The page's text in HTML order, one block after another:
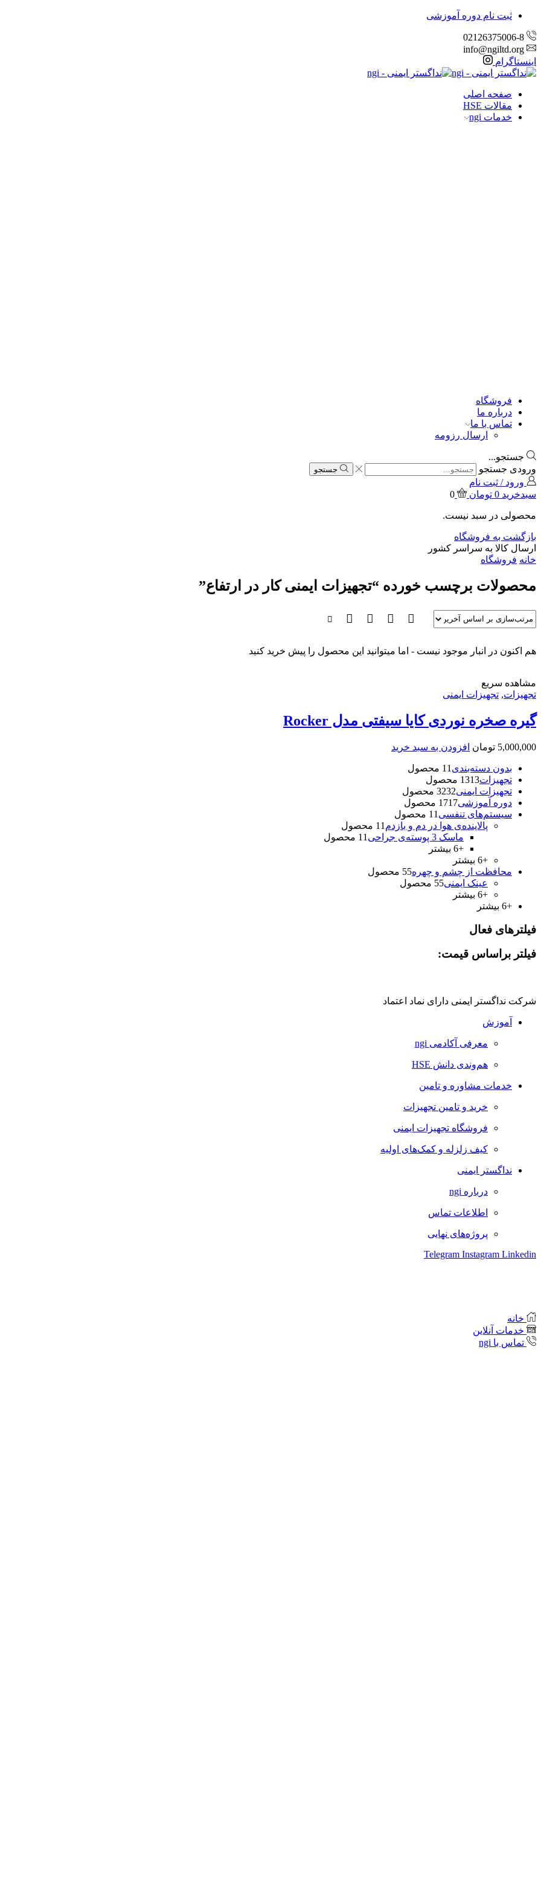
ثبت نام دوره آموزشی
02126375006-8
info@ngiltd.org
اینستاگرام
صفحه اصلی
مقالات HSE
خدمات ngi
فروشگاه
درباره ما
تماس با ما
ارسال رزومه
جستجو...
ورودی جستجو
جستجو
ورود / ثبت نام
سبدخرید 0 تومان 0
محصولی در سبد نیست.
بازگشت به فروشگاه
ارسال کالا به سراسر کشور
خانه فروشگاه
محصولات برچسب خورده “تجهیزات ایمنی کار در ارتفاع”
هم اکنون در انبار موجود نیست - اما میتوانید این محصول را پیش خرید کنید
مشاهده سریع
تجهیزات, تجهیزات ایمنی
گیره صخره نوردی کایا سیفتی مدل Rocker
5,000,000 تومان افزودن به سبد خرید
بدون دسته‌بندی 1 1 محصول
تجهیزات
1313 محصول
تجهیزات ایمنی
3232 محصول
دوره آموزشی
1717 محصول
سیستم‌های تنفسی
1 1 محصول
پالاینده‌ی هوا در دم و بازدم
1 1 محصول
ماسک 3 پوسته‌‌ی جراحی
1 1 محصول
+6 بیشتر
+6 بیشتر
محافظت از چشم و چهره 55 محصول
عینک ايمنی 55 محصول
+6 بیشتر
+6 بیشتر
فیلترهای فعال
فیلتر براساس قیمت:
شرکت نداگستر ایمنی دارای نماد اعتماد
آموزش
معرفی آکادمی ngi
هم‌وندی دانش HSE
خدمات مشاوره و تامین
خرید و تامین تجهیزات
فروشگاه تجهیزات ایمنی
کیف زلزله و کمک‌های اولیه
نداگستر ایمنی
درباره ngi
اطلاعات تماس
پروژه‌های نهایی
Telegram Instagram Linkedin
خانه
خدمات آنلاین
تماس با ngi